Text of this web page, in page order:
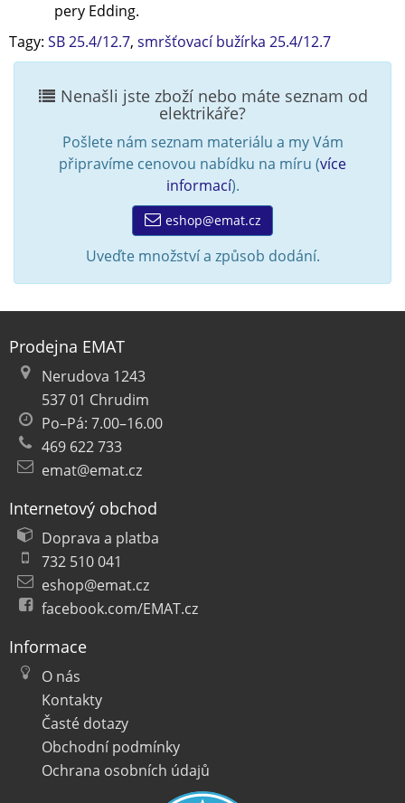
pery Edding.
Tagy: SB 25.4/12.7, smršťovací bužírka 25.4/12.7
Nenašli jste zboží nebo máte seznam od
elektrikáře?
Pošlete nám seznam materiálu a my Vám
připravíme cenovou nabídku na míru (více
informací).
eshop@emat.cz
Uveďte množství a způsob dodání.
Prodejna EMAT
Nerudova 1243
537 01 Chrudim
Po–Pá: 7.00–16.00
469 622 733
emat@emat.cz
Internetový obchod
Doprava a platba
732 510 041
eshop@emat.cz
facebook.com/EMAT.cz
Informace
O nás
Kontakty
Časté dotazy
Obchodní podmínky
Ochrana osobních údajů